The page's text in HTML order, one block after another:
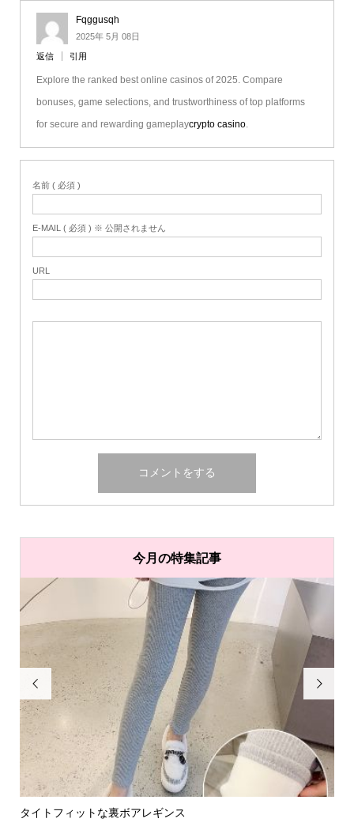
Fqggusqh
2025年 5月 08日
返信 引用
Explore the ranked best online casinos of 2025. Compare
bonuses, game selections, and trustworthiness of top platforms
for secure and rewarding gameplaycrypto casino.
名前 ( 必須 )
E-MAIL ( 必須 ) ※ 公開されません
URL
今月の特集記事

タイトフィットな裏ボアレギンス
